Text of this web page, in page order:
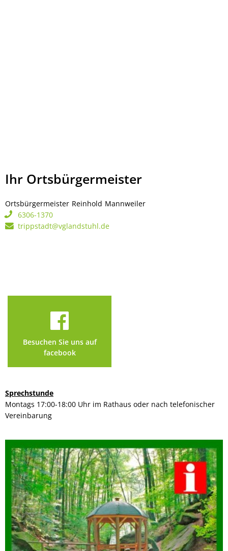
Ihr Ortsbürgermeister
Ortsbürgermeister Reinhold Mannweiler
6306-1370
trippstadt@vglandstuhl.de
Besuchen Sie uns auf
facebook
Sprechstunde
Montags 17:00-18:00 Uhr im Rathaus oder nach telefonischer
Vereinbarung